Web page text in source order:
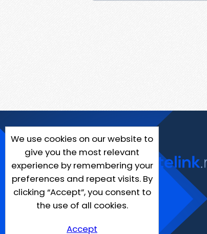
We use cookies on our website to
give you the most relevant
experience by remembering your
preferences and repeat visits. By
clicking “Accept”, you consent to
the use of all cookies.
Accept